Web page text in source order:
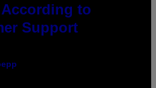
to
Support